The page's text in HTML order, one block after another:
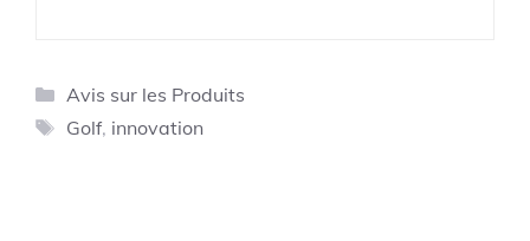
Catégories
Avis sur les Produits
Étiquettes
Golf, innovation